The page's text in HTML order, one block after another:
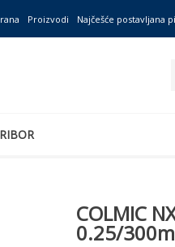
Proizvodi Najčešće postavljana
COLMIC
0.25/300m